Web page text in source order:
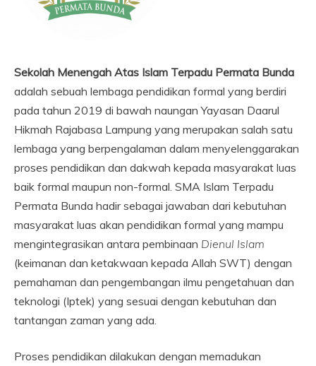
Sekolah Menengah Atas Islam Terpadu Permata Bunda
adalah sebuah lembaga pendidikan formal yang berdiri
pada tahun 2019 di bawah naungan Yayasan Daarul
Hikmah Rajabasa Lampung yang merupakan salah satu
lembaga yang berpengalaman dalam menyelenggarakan
proses pendidikan dan dakwah kepada masyarakat luas
baik formal maupun non-formal. SMA Islam Terpadu
Permata Bunda hadir sebagai jawaban dari kebutuhan
masyarakat luas akan pendidikan formal yang mampu
mengintegrasikan antara pembinaan Dienul Islam
(keimanan dan ketakwaan kepada Allah SWT) dengan
pemahaman dan pengembangan ilmu pengetahuan dan
teknologi (Iptek) yang sesuai dengan kebutuhan dan
tantangan zaman yang ada.
Proses pendidikan dilakukan dengan memadukan